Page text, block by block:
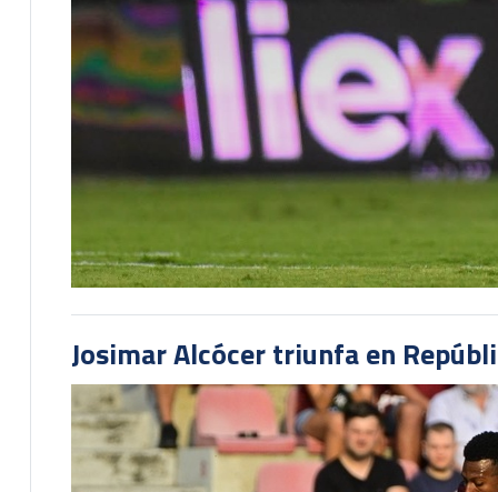
Josimar Alcócer triunfa en